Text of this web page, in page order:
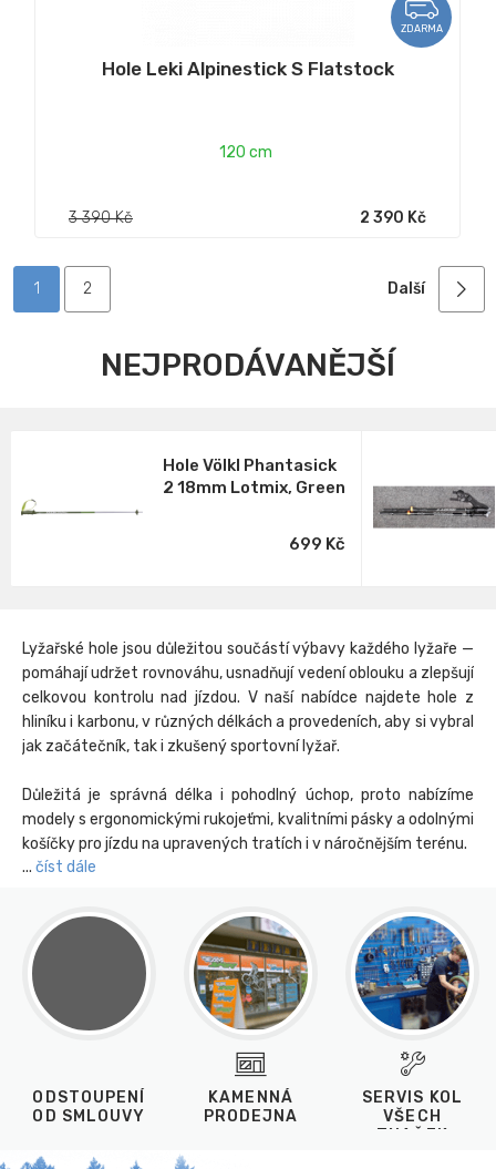
ZDARMA
Hole Leki Alpinestick S Flatstock
120 cm
3 390 Kč 2 390 Kč
1 2 Další
NEJPRODÁVANĚJŠÍ
Hole Völkl Phantasick
2 18mm Lotmix, Green
699 Kč
Lyžařské hole jsou důležitou součástí výbavy každého lyžaře —
pomáhají udržet rovnováhu, usnadňují vedení oblouku a zlepšují
celkovou kontrolu nad jízdou. V naší nabídce najdete hole z
hliníku i karbonu, v různých délkách a provedeních, aby si vybral
jak začátečník, tak i zkušený sportovní lyžař.
Důležitá je správná délka i pohodlný úchop, proto nabízíme
modely s ergonomickými rukojeťmi, kvalitními pásky a odolnými
košíčky pro jízdu na upravených tratích i v náročnějším terénu.
zkušeností. Pokud potřebujete také
nebo kompletní
přípravu vybavení na sezónu, v Teamsportu se o vše
postaráme.
číst dále
ODSTOUPENÍ
OD SMLOUVY
KAMENNÁ
PRODEJNA
SERVIS KOL
VŠECH
ZNAČEK